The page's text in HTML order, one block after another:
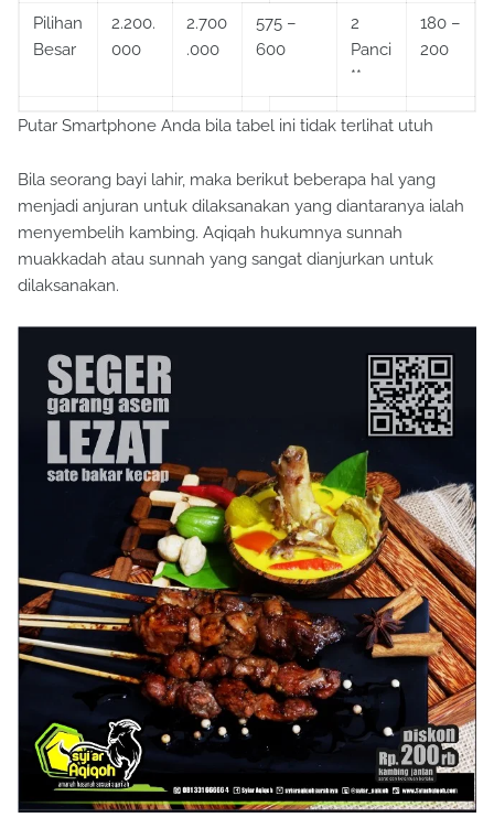
Pilihan
Besar
2.200.
000
2.700
.000
575 –
600
2
Panci
**
180 –
200
Putar Smartphone Anda bila tabel ini tidak terlihat utuh
Bila seorang bayi lahir, maka berikut beberapa hal yang
menjadi anjuran untuk dilaksanakan yang diantaranya ialah
menyembelih kambing. Aqiqah hukumnya sunnah
muakkadah atau sunnah yang sangat dianjurkan untuk
dilaksanakan.